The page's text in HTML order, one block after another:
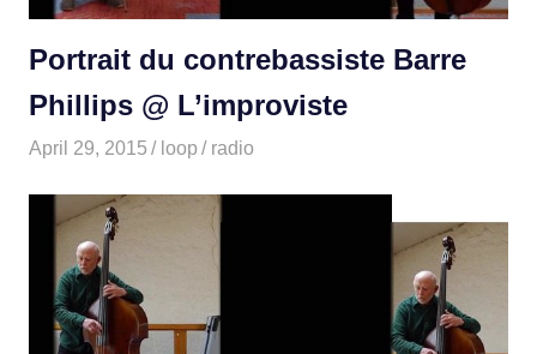
Portrait du contrebassiste Barre
Phillips @ L’improviste
April 29, 2015 loop radio